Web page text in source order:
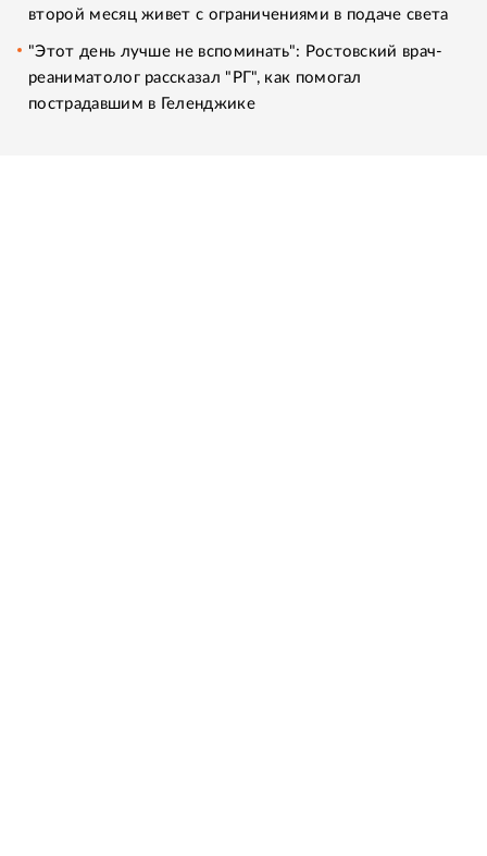
второй месяц живет с ограничениями в подаче света
"Этот день лучше не вспоминать": Ростовский врач-
реаниматолог рассказал "РГ", как помогал
пострадавшим в Геленджике